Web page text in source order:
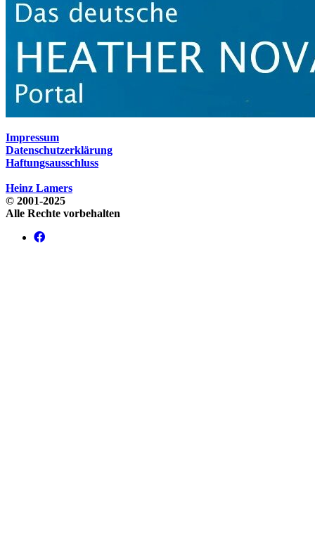
Impressum
Datenschutzerklärung
Haftungsausschluss
Heinz Lamers
© 2001-2025
Alle Rechte vorbehalten